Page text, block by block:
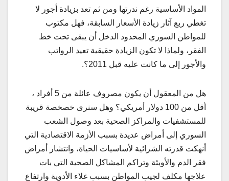
المواد الأساسية رغم ندرتها ومن ثم تعد بزيادة أجور لا
تغطي ربع آثار زيادة الأسعار السابقة، فهل مكتوب
للمواطن السوري المحدود الدخل أن يبقى تحت خط
الفقر، ولماذا لا تكون الزيادة حقيقية تعيد الرواتب
والأجور إلى ما كانت عليه قبل 2011؟.
هل من المعقول أن يكون مصروف عائلة من 5 أفراد ،
أقل من 100 دولار أمريكي؟ وهل سنرى خصخصة قريبة
للمستشفيات والمراكز الصحية بعد وصول الشعب
السوري إلى أمراض عديدة بسبب الأزمة الاقتصادية التي
أنهكت قدرته الشرائية لأساسيات الحياة، وانتشار أمراض
فقر الدم والأوبئة وتراكم المشاكل الصحية التي بات
علاجها مكلف لجيب المواطن بسبب غلاء الأدوية وارتفاع